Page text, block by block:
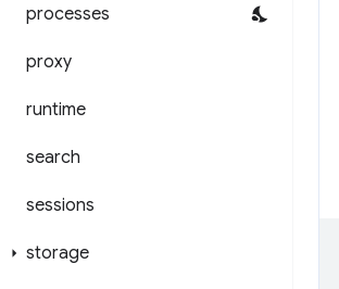
processes
proxy
runtime
search
sessions
storage